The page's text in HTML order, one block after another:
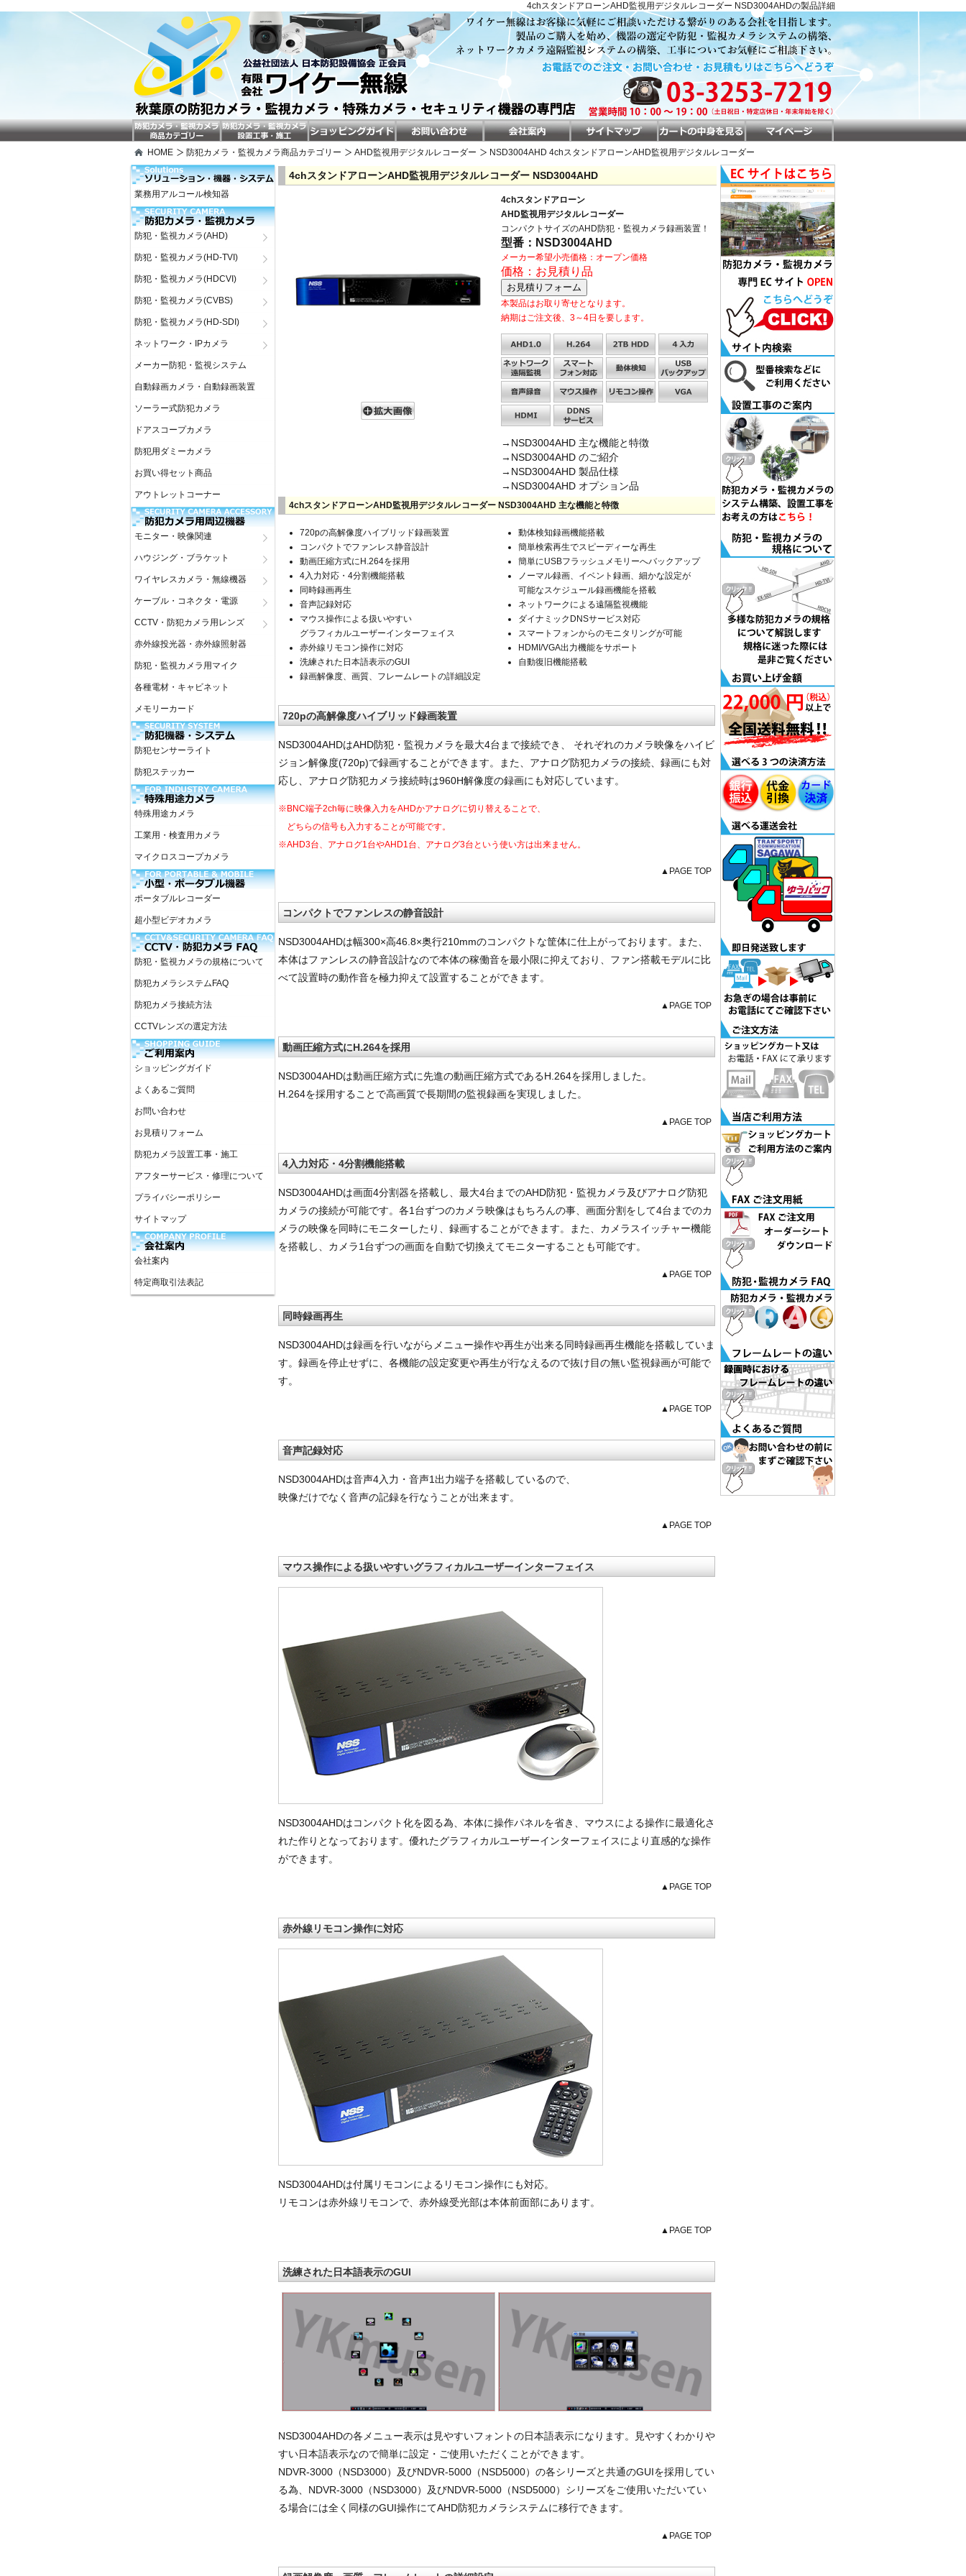
4chスタンドアローンAHD監視用デジタルレコーダー NSD3004AHDの製品詳細
HOME 防犯カメラ・監視カメラ商品カテゴリー AHD監視用デジタルレコーダー NSD3004AHD 4chスタンドアローンAHD監視用デジタルレコーダー
4chスタンドアローンAHD監視用デジタルレコーダー NSD3004AHD
4chスタンドアローン
AHD監視用デジタルレコーダー
コンパクトサイズのAHD防犯・監視カメラ録画装置！
型番：NSD3004AHD
メーカー希望小売価格：オープン価格
価格：お見積り品
本製品はお取り寄せとなります。
納期はご注文後、3～4日を要します。
→NSD3004AHD 主な機能と特徴
→NSD3004AHD のご紹介
→NSD3004AHD 製品仕様
→NSD3004AHD オプション品
4chスタンドアローンAHD監視用デジタルレコーダー NSD3004AHD 主な機能と特徴
720pの高解像度ハイブリッド録画装置
コンパクトでファンレス静音設計
動画圧縮方式にH.264を採用
4入力対応・4分割機能搭載
同時録画再生
音声記録対応
マウス操作による扱いやすい
グラフィカルユーザーインターフェイス
赤外線リモコン操作に対応
洗練された日本語表示のGUI
録画解像度、画質、フレームレートの詳細設定
動体検知録画機能搭載
簡単検索再生でスピーディーな再生
簡単にUSBフラッシュメモリーへバックアップ
ノーマル録画、イベント録画、細かな設定が
可能なスケジュール録画機能を搭載
ネットワークによる遠隔監視機能
ダイナミックDNSサービス対応
スマートフォンからのモニタリングが可能
HDMI/VGA出力機能をサポート
自動復旧機能搭載
720pの高解像度ハイブリッド録画装置
NSD3004AHDはAHD防犯・監視カメラを最大4台まで接続でき、 それぞれのカメラ映像をハイビ
ジョン解像度(720p)で録画することができます。また、アナログ防犯カメラの接続、録画にも対
応し、アナログ防犯カメラ接続時は960H解像度の録画にも対応しています。
※BNC端子2ch毎に映像入力をAHDかアナログに切り替えることで、
どちらの信号も入力することが可能です。
※AHD3台、アナログ1台やAHD1台、アナログ3台という使い方は出来ません。
▲PAGE TOP
コンパクトでファンレスの静音設計
NSD3004AHDは幅300×高46.8×奥行210mmのコンパクトな筐体に仕上がっております。また、
本体はファンレスの静音設計なので本体の稼働音を最小限に抑えており、ファン搭載モデルに比
べて設置時の動作音を極力抑えて設置することができます。
▲PAGE TOP
動画圧縮方式にH.264を採用
NSD3004AHDは動画圧縮方式に先進の動画圧縮方式であるH.264を採用しました。
H.264を採用することで高画質で長期間の監視録画を実現しました。
▲PAGE TOP
4入力対応・4分割機能搭載
NSD3004AHDは画面4分割器を搭載し、最大4台までのAHD防犯・監視カメラ及びアナログ防犯
カメラの接続が可能です。各1台ずつのカメラ映像はもちろんの事、画面分割をして4台までのカ
メラの映像を同時にモニターしたり、録画することができます。また、カメラスイッチャー機能
を搭載し、カメラ1台ずつの画面を自動で切換えてモニターすることも可能です。
▲PAGE TOP
同時録画再生
NSD3004AHDは録画を行いながらメニュー操作や再生が出来る同時録画再生機能を搭載していま
す。録画を停止せずに、各機能の設定変更や再生が行なえるので抜け目の無い監視録画が可能で
す。
▲PAGE TOP
音声記録対応
NSD3004AHDは音声4入力・音声1出力端子を搭載しているので、
映像だけでなく音声の記録を行なうことが出来ます。
▲PAGE TOP
マウス操作による扱いやすいグラフィカルユーザーインターフェイス
NSD3004AHDはコンパクト化を図る為、本体に操作パネルを省き、マウスによる操作に最適化さ
れた作りとなっております。優れたグラフィカルユーザーインターフェイスにより直感的な操作
ができます。
▲PAGE TOP
赤外線リモコン操作に対応
NSD3004AHDは付属リモコンによるリモコン操作にも対応。
リモコンは赤外線リモコンで、赤外線受光部は本体前面部にあります。
▲PAGE TOP
洗練された日本語表示のGUI
NSD3004AHDの各メニュー表示は見やすいフォントの日本語表示になります。見やすくわかりや
すい日本語表示なので簡単に設定・ご使用いただくことができます。
NDVR-3000（NSD3000）及びNDVR-5000（NSD5000）の各シリーズと共通のGUIを採用してい
る為、NDVR-3000（NSD3000）及びNDVR-5000（NSD5000）シリーズをご使用いただいてい
る場合には全く同様のGUI操作にてAHD防犯カメラシステムに移行できます。
▲PAGE TOP
業務用アルコール検知器
防犯・監視カメラ(AHD)
防犯・監視カメラ(HD-TVI)
防犯・監視カメラ(HDCVI)
防犯・監視カメラ(CVBS)
防犯・監視カメラ(HD-SDI)
ネットワーク・IPカメラ
メーカー防犯・監視システム
自動録画カメラ・自動録画装置
ソーラー式防犯カメラ
ドアスコープカメラ
防犯用ダミーカメラ
お買い得セット商品
アウトレットコーナー
モニター・映像関連
ハウジング・ブラケット
ワイヤレスカメラ・無線機器
ケーブル・コネクタ・電源
CCTV・防犯カメラ用レンズ
赤外線投光器・赤外線照射器
防犯・監視カメラ用マイク
各種電材・キャビネット
メモリーカード
防犯センサーライト
防犯ステッカー
特殊用途カメラ
工業用・検査用カメラ
マイクロスコープカメラ
ポータブルレコーダー
超小型ビデオカメラ
防犯・監視カメラの規格について
防犯カメラシステムFAQ
防犯カメラ接続方法
CCTVレンズの選定方法
ショッピングガイド
よくあるご質問
お問い合わせ
お見積りフォーム
防犯カメラ設置工事・施工
アフターサービス・修理について
プライバシーポリシー
サイトマップ
会社案内
特定商取引法表記